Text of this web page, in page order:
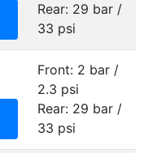
Rear: 29 bar /
33 psi
Front: 2 bar /
2.3 psi
Rear: 29 bar /
33 psi